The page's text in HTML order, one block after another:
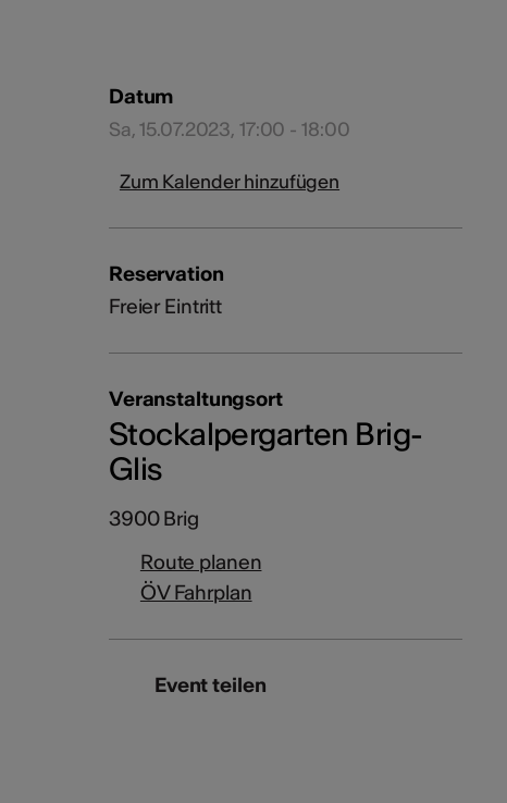
Datum
Sa, 15.07.2023, 17:00 - 18:00
Zum Kalender hinzufügen
Reservation
Freier Eintritt
Veranstaltungsort
Stockalpergarten Brig-
Glis
3900 Brig
Route planen
ÖV Fahrplan
Event teilen